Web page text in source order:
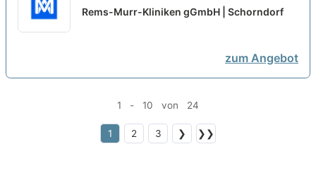
Krankenpfleger (m/w/d) - Geriatrie
Rems-Murr-Kliniken gGmbH | Schorndorf
zum Angebot
1 - 10 von 24
1 2 3 ❯ ❯❯